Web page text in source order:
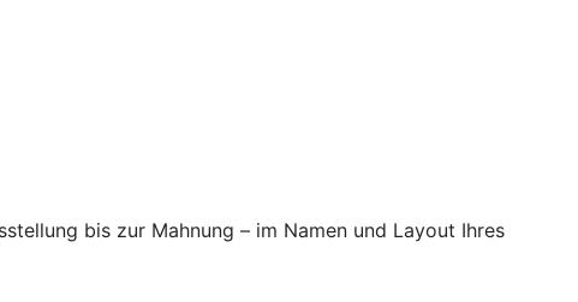
bis zur Mahnung – im Namen und Layout Ihres